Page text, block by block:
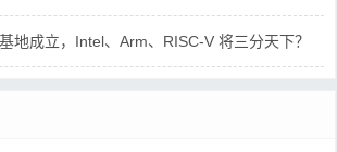
地成立，Intel、Arm、RISC-V 将三分天下？